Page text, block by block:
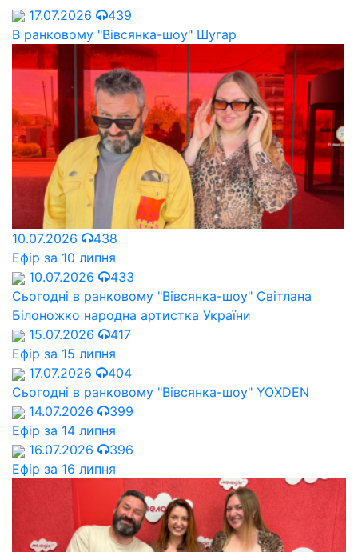
17.07.2026
439
В ранковому "Вівсянка-шоу" Шугар
10.07.2026
438
Ефір за 10 липня
10.07.2026
433
Сьогодні в ранковому "Вівсянка-шоу" Cвітлана
Білоножко народна артистка України
15.07.2026
417
Ефір за 15 липня
17.07.2026
404
Сьогодні в ранковому "Вівсянка-шоу" YOXDEN
14.07.2026
399
Ефір за 14 липня
16.07.2026
396
Ефір за 16 липня